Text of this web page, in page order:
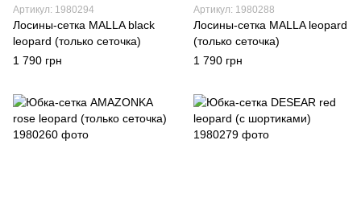
Артикул: 1980294
Лосины-сетка MALLA black
leopard (только сеточка)
1 790 грн
Артикул: 1980288
Лосины-сетка MALLA leopard
(только сеточка)
1 790 грн